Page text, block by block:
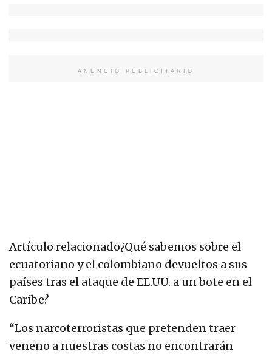
ANUNCIO PUBLICITARIO
Artículo relacionado¿Qué sabemos sobre el
ecuatoriano y el colombiano devueltos a sus
países tras el ataque de EE.UU. a un bote en el
Caribe?
“Los narcoterroristas que pretenden traer
veneno a nuestras costas no encontrarán